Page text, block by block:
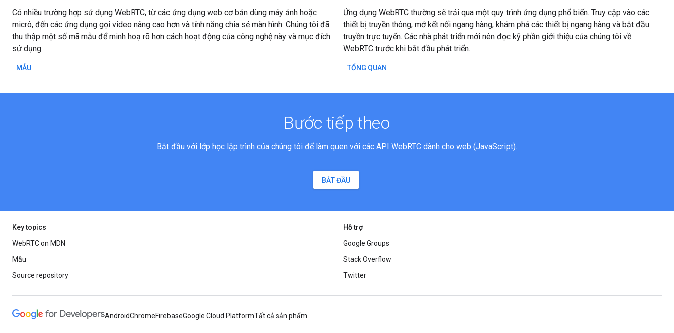
Có nhiều trường hợp sử dụng WebRTC, từ các ứng dụng web cơ bản dùng máy ảnh hoặc
micrô, đến các ứng dụng gọi video nâng cao hơn và tính năng chia sẻ màn hình. Chúng tôi đã
thu thập một số mã mẫu để minh hoạ rõ hơn cách hoạt động của công nghệ này và mục đích
sử dụng.
MẪU
Ứng dụng WebRTC thường sẽ trải qua một quy trình ứng dụng phổ biến. Truy cập vào các
thiết bị truyền thông, mở kết nối ngang hàng, khám phá các thiết bị ngang hàng và bắt đầu
truyền trực tuyến. Các nhà phát triển mới nên đọc kỹ phần giới thiệu của chúng tôi về
WebRTC trước khi bắt đầu phát triển.
TỔNG QUAN
Bước tiếp theo
Bắt đầu với lớp học lập trình của chúng tôi để làm quen với các API WebRTC dành cho web (JavaScript).
BẮT ĐẦU
Key topics
WebRTC on MDN
Mẫu
Source repository
Hỗ trợ
Google Groups
Stack Overflow
Twitter
AndroidChromeFirebaseGoogle Cloud PlatformTất cả sản phẩm